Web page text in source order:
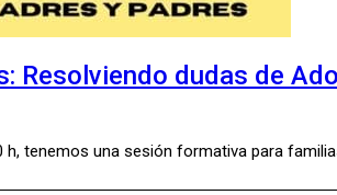
Resolviendo dudas de
h, tenemos una sesión formativa para